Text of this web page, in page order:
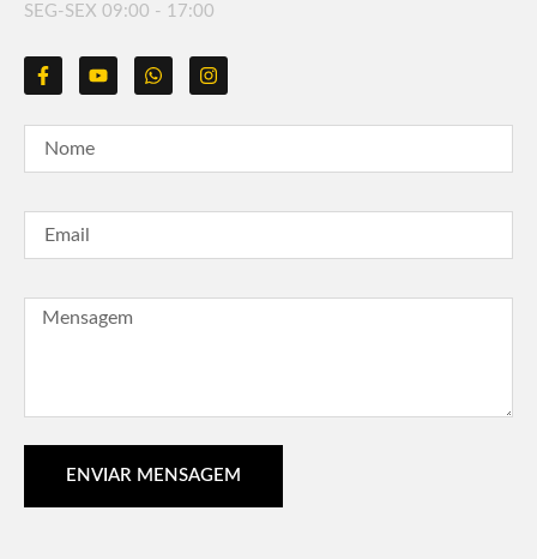
SEG-SEX 09:00 - 17:00
ENVIAR MENSAGEM